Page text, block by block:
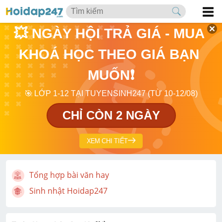
💥 NGÀY HỘI TRẢ GIÁ - MUA
KHOÁ HỌC THEO GIÁ BẠN
MUỐN❗
🎯 LỚP 1-12 TẠI TUYENSINH247 (TỪ 10-12/08)
CHỈ CÒN 2 NGÀY
XEM CHI TIẾT
Tổng hợp bài văn hay
Sinh nhật Hoidap247